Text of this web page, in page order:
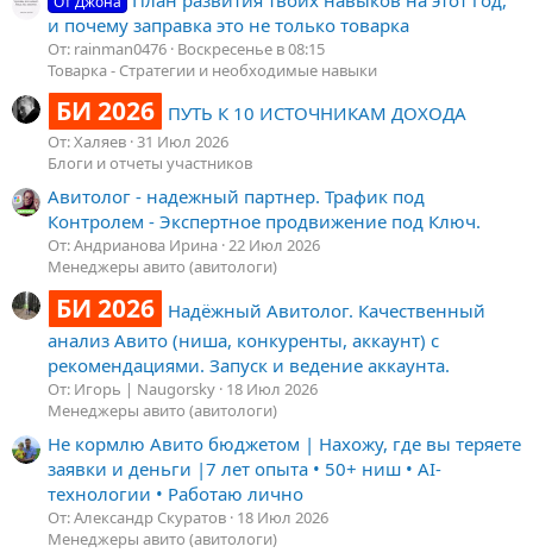
и почему заправка это не только товарка
От: rainman0476 Воскресенье в 08:15
Товарка - Стратегии и необходимые навыки
БИ 2026 ПУТЬ К 10 ИСТОЧНИКАМ ДОХОДА
От: Халяев 31 Июл 2026
Блоги и отчеты участников
Авитолог - надежный партнер. Трафик под
Контролем - Экспертное продвижение под Ключ.
От: Андрианова Ирина 22 Июл 2026
Менеджеры авито (авитологи)
БИ 2026 Надёжный Авитолог. Качественный
анализ Авито (ниша, конкуренты, аккаунт) с
рекомендациями. Запуск и ведение аккаунта.
От: Игорь | Naugorsky 18 Июл 2026
Менеджеры авито (авитологи)
Не кормлю Авито бюджетом | Нахожу, где вы теряете
заявки и деньги |7 лет опыта • 50+ ниш • AI-
технологии • Работаю лично
От: Александр Скуратов 18 Июл 2026
Менеджеры авито (авитологи)